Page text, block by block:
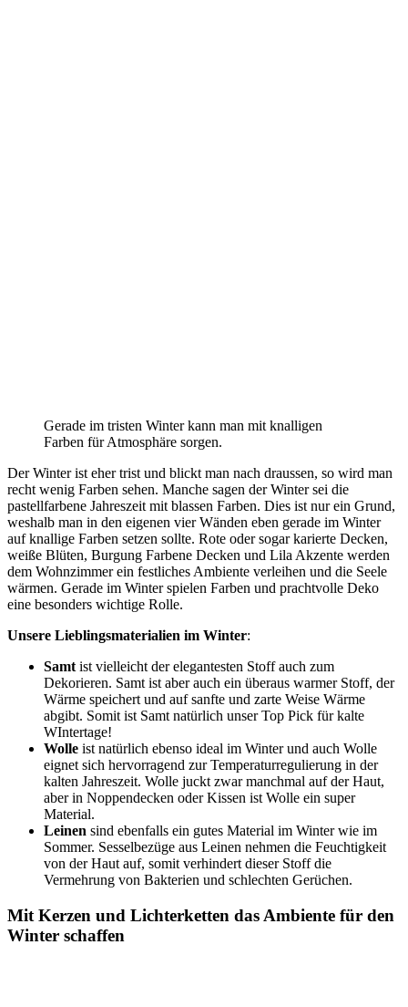
Gerade im tristen Winter kann man mit knalligen
Farben für Atmosphäre sorgen.
Der Winter ist eher trist und blickt man nach draussen, so wird man
recht wenig Farben sehen. Manche sagen der Winter sei die
pastellfarbene Jahreszeit mit blassen Farben. Dies ist nur ein Grund,
weshalb man in den eigenen vier Wänden eben gerade im Winter
auf knallige Farben setzen sollte. Rote oder sogar karierte Decken,
weiße Blüten, Burgung Farbene Decken und Lila Akzente werden
dem Wohnzimmer ein festliches Ambiente verleihen und die Seele
wärmen. Gerade im Winter spielen Farben und prachtvolle Deko
eine besonders wichtige Rolle.
Unsere Lieblingsmaterialien im Winter:
Samt ist vielleicht der elegantesten Stoff auch zum
Dekorieren. Samt ist aber auch ein überaus warmer Stoff, der
Wärme speichert und auf sanfte und zarte Weise Wärme
abgibt. Somit ist Samt natürlich unser Top Pick für kalte
WIntertage!
Wolle ist natürlich ebenso ideal im Winter und auch Wolle
eignet sich hervorragend zur Temperaturregulierung in der
kalten Jahreszeit. Wolle juckt zwar manchmal auf der Haut,
aber in Noppendecken oder Kissen ist Wolle ein super
Material.
Leinen sind ebenfalls ein gutes Material im Winter wie im
Sommer. Sesselbezüge aus Leinen nehmen die Feuchtigkeit
von der Haut auf, somit verhindert dieser Stoff die
Vermehrung von Bakterien und schlechten Gerüchen.
Mit Kerzen und Lichterketten das Ambiente für den
Winter schaffen